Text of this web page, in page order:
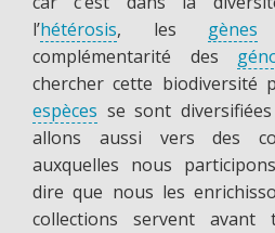
l’hétérosis, les gènes
complémentarité des
chercher cette biodiversité
espèces se sont
allons aussi vers des
auxquelles nous
dire que nous les
collections servent